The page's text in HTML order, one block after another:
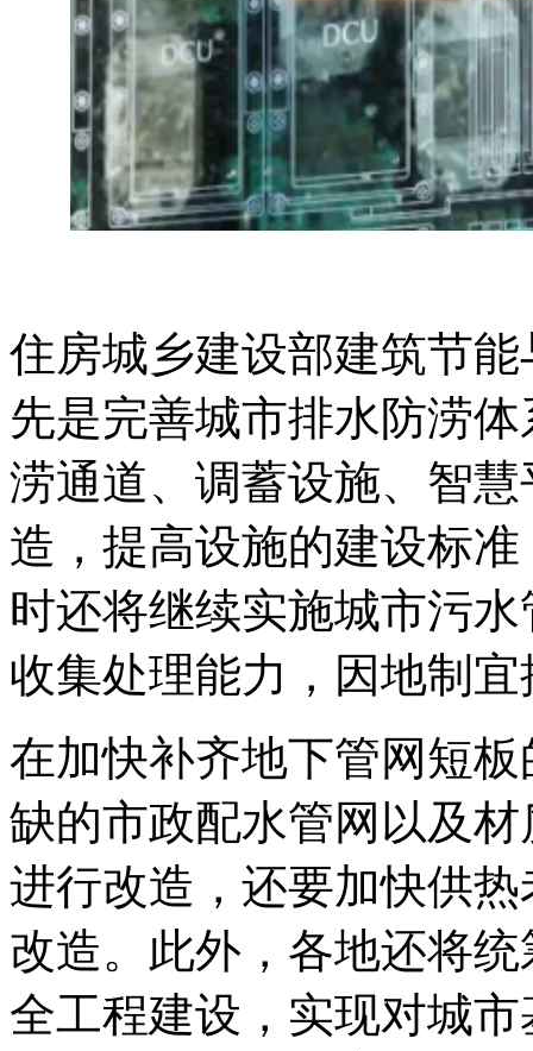
住房城乡建设部建筑节
先是完善城市排水防涝
涝通道、调蓄设施、智
造，提高设施的建设标
时还将继续实施城市污
收集处理能力，因地制
在加快补齐地下管网短
缺的市政配水管网以及
进行改造，还要加快供
改造。此外，各地还将
全工程建设，实现对城